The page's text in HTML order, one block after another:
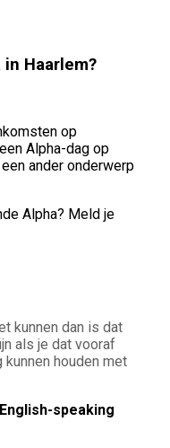
Haarlem?
op
Alpha-dag op
ander onderwerp
Alpha? Meld je
kunnen dan is dat
als je dat vooraf
houden met
speaking